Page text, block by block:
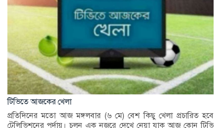
টিভিতে আজকের খেলা
প্রতিদিনের মতো আজ মঙ্গলবার (৬ মে) বেশ কিছু খেলা প্রচারিত হবে
টেলিভিশনের পর্দায়। চলুন এক নজরে দেখে নেয়া যাক আজ কোন টিভি